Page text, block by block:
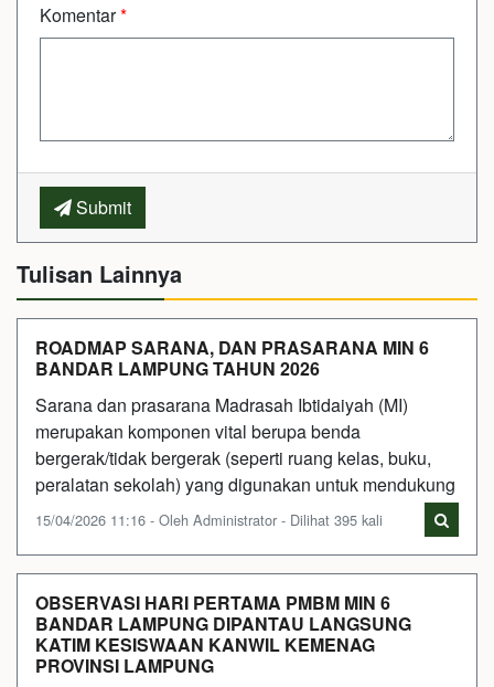
Komentar*
Submit
Tulisan Lainnya
ROADMAP SARANA, DAN PRASARANA MIN 6
BANDAR LAMPUNG TAHUN 2026
Sarana dan prasarana Madrasah Ibtidaiyah (MI)
merupakan komponen vital berupa benda
bergerak/tidak bergerak (seperti ruang kelas, buku,
peralatan sekolah) yang digunakan untuk mendukung
15/04/2026 11:16 - Oleh Administrator - Dilihat 395 kali
OBSERVASI HARI PERTAMA PMBM MIN 6
BANDAR LAMPUNG DIPANTAU LANGSUNG
KATIM KESISWAAN KANWIL KEMENAG
PROVINSI LAMPUNG